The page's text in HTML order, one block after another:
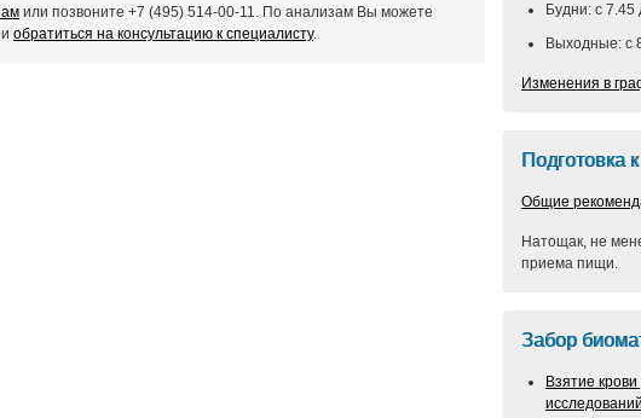
или позвоните +7 (495) 514-00-11. По анализам Вы можете
обратиться на консультацию к специалисту.
Будни: с 7.45
Выходные: с
Изменения в
Подготовка
Общие
Натощак, не
приема пищи.
Забор
Взятие
исследований